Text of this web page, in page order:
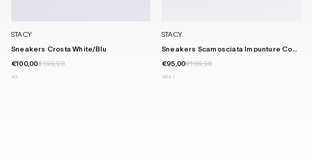
STACY
Sneakers Crosta White/blu
€100,00€199,90
43
STACY
€95,00€189,90
4041